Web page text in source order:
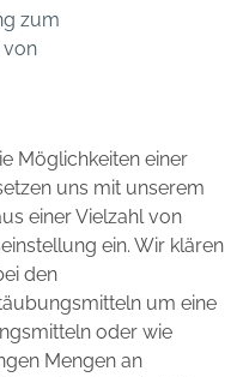
zum
von
Möglichkeiten einer
uns mit unserem
einer Vielzahl von
ein. Wir klären
den
um eine
oder wie
Mengen an